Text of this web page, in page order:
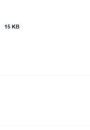
15 KB